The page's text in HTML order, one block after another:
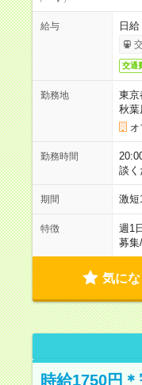
給与 日
交通
勤務地
東京
秋葉
オ
勤務時間
談く
期間 激
特徴 週1
募集/
気にな
時給1750円